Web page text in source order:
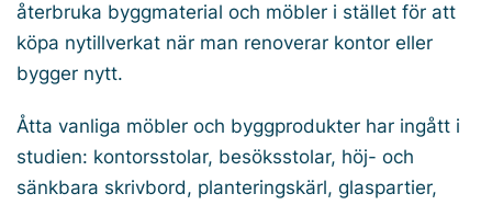
återbruka byggmaterial och möbler i stället för att
köpa nytillverkat när man renoverar kontor eller
bygger nytt.
Åtta vanliga möbler och byggprodukter har ingått i
studien: kontorsstolar, besöksstolar, höj- och
sänkbara skrivbord, planteringskärl, glaspartier,